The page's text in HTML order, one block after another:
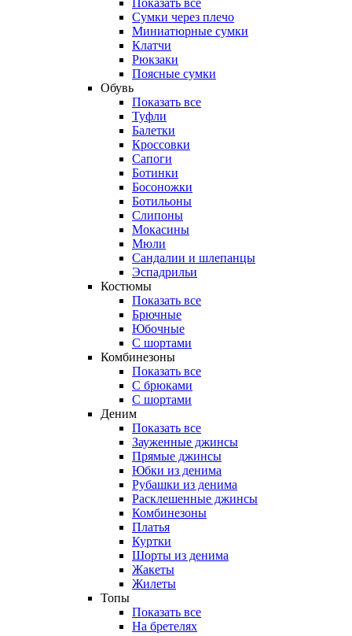
Показать все
Сумки через плечо
Миниатюрные cумки
Клатчи
Рюкзаки
Поясные сумки
Обувь
Показать все
Туфли
Балетки
Кроссовки
Сапоги
Ботинки
Босоножки
Ботильоны
Слипоны
Мокасины
Мюли
Сандалии и шлепанцы
Эспадрильи
Костюмы
Показать все
Брючные
Юбочные
С шортами
Комбинезоны
Показать все
С брюками
С шортами
Деним
Показать все
Зауженные джинсы
Прямые джинсы
Юбки из денима
Рубашки из денима
Расклешенные джинсы
Комбинезоны
Платья
Куртки
Шорты из денима
Жакеты
Жилеты
Топы
Показать все
На бретелях